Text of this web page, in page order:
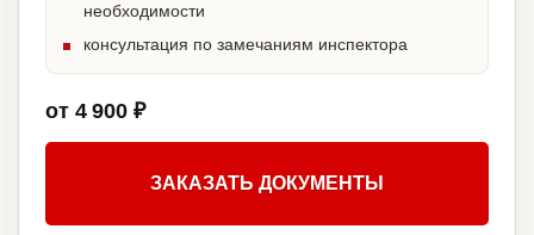
необходимости
консультация по замечаниям инспектора
от 4 900 ₽
ЗАКАЗАТЬ ДОКУМЕНТЫ